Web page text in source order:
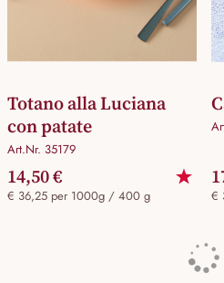
Totano alla Luciana
con patate
Art.Nr. 35179
14,50 €
€ 36,25 per 1000g / 400 g €